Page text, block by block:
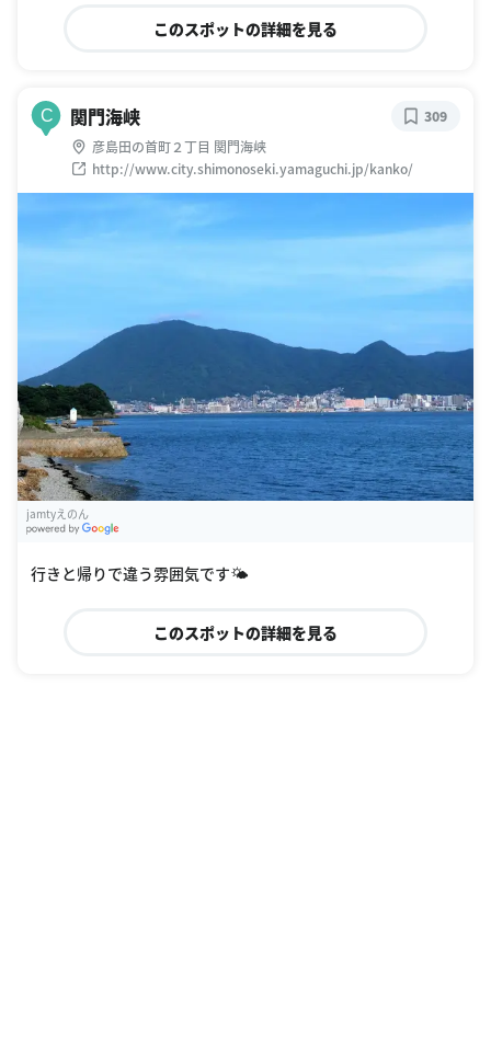
このスポットの詳細を見る
C 関門海峡
彦島田の首町２丁目 関門海峡
http://www.city.shimonoseki.yamaguchi.jp/kanko/
309
jamtyえのん
行きと帰りで違う雰囲気です🌤
このスポットの詳細を見る